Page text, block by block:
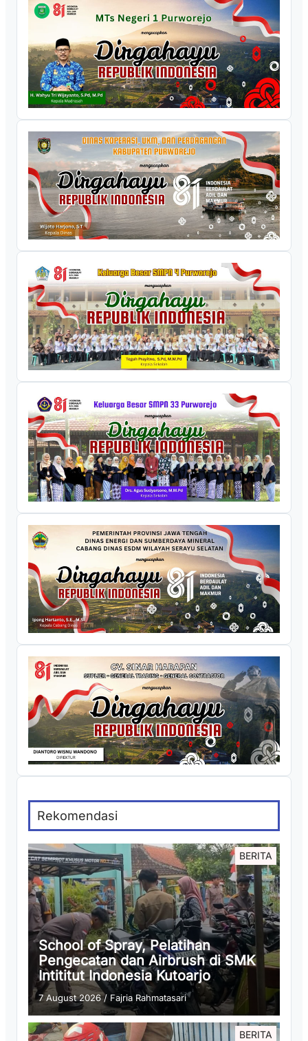
Rekomendasi
BERITA
School of Spray, Pelatihan
Pengecatan dan Airbrush di SMK
Intititut Indonesia Kutoarjo
7 August 2026/ Fajria Rahmatasari
BERITA